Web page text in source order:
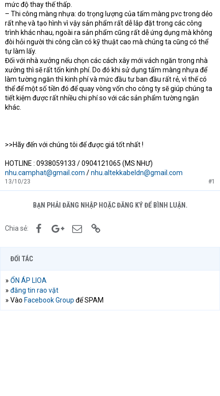
mức độ thay thế thấp.
– Thi công màng nhựa: do trọng lượng của tấm màng pvc trong dẻo
rất nhẹ và tạo hình vì vậy sản phẩm rất dễ lắp đặt trong các công
trình khác nhau, ngoài ra sản phẩm cũng rất dễ ứng dụng mà không
đòi hỏi người thi công cần có kỹ thuật cao mà chúng ta cũng có thể
tự làm lấy.
Đối với nhà xưởng nếu chọn các cách xây mới vách ngăn trong nhà
xưởng thì sẽ rất tốn kinh phí. Do đó khi sử dụng tấm màng nhựa để
làm tường ngăn thì kinh phí và mức đầu tư ban đầu rất rẻ, vì thế có
thể để một số tiền đó để quay vòng vốn cho công ty sẽ giúp chúng ta
tiết kiệm được rất nhiều chi phí so với các sản phẩm tường ngăn
khác.
>>Hãy đến với chúng tôi để được giá tốt nhất !
HOTLINE : 0938059133 / 0904121065 (MS NHƯ)
nhu.camphat@gmail.com /nhu.altekkabeldn@gmail.com
13/10/23 #1
BẠN PHẢI ĐĂNG NHẬP HOẶC ĐĂNG KÝ ĐỂ BÌNH LUẬN.
Chia sẻ: FacebookGoogle+Email
ĐỐI TÁC
» ỔN ÁP LIOA
» đăng tin rao vặt
» Vào Facebook Group để SPAM